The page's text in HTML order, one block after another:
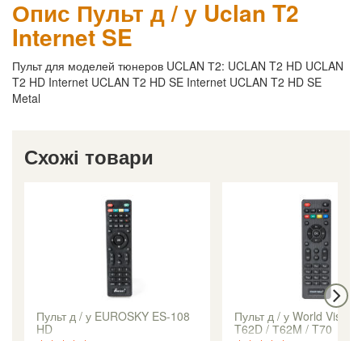
Опис Пульт д / у Uclan T2
Internet SE
Пульт для моделей тюнеров UCLAN Т2: UCLAN T2 HD UCLAN
T2 HD Internet UCLAN T2 HD SE Internet UCLAN T2 HD SE
Metal
Схожі товари
Пульт д / у EUROSKY ES-108
HD
Пульт д / у World Vision
T62D / Т62M / T70